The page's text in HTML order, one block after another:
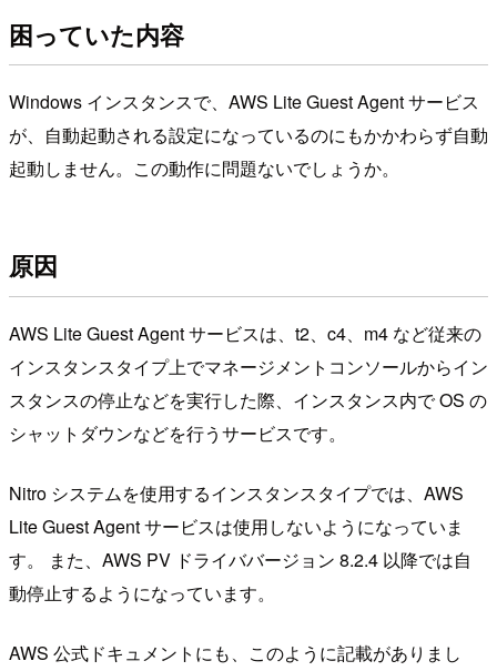
困っていた内容
Windows インスタンスで、AWS Lite Guest Agent サービス
が、自動起動される設定になっているのにもかかわらず自動
起動しません。この動作に問題ないでしょうか。
原因
AWS Lite Guest Agent サービスは、t2、c4、m4 など従来の
インスタンスタイプ上でマネージメントコンソールからイン
スタンスの停止などを実行した際、インスタンス内で OS の
シャットダウンなどを行うサービスです。
Nitro システムを使用するインスタンスタイプでは、AWS
Lite Guest Agent サービスは使用しないようになっていま
す。 また、AWS PV ドライババージョン 8.2.4 以降では自
動停止するようになっています。
AWS 公式ドキュメントにも、このように記載がありまし